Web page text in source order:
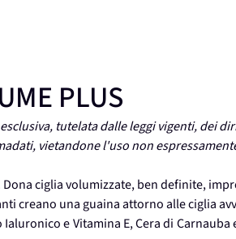
PLUS
tutelata dalle leggi vigenti, dei
vietandone l'uso non
ciglia volumizzate, ben definite,
creano una guaina attorno alle ciglia
e Vitamina E, Cera di